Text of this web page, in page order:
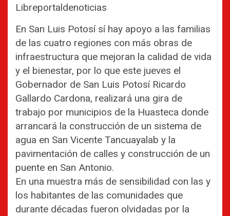
Libreportaldenoticias
En San Luis Potosí sí hay apoyo a las familias
de las cuatro regiones con más obras de
infraestructura que mejoran la calidad de vida
y el bienestar, por lo que este jueves el
Gobernador de San Luis Potosí Ricardo
Gallardo Cardona, realizará una gira de
trabajo por municipios de la Huasteca donde
arrancará la construcción de un sistema de
agua en San Vicente Tancuayalab y la
pavimentación de calles y construcción de un
puente en San Antonio.
En una muestra más de sensibilidad con las y
los habitantes de las comunidades que
durante décadas fueron olvidadas por la